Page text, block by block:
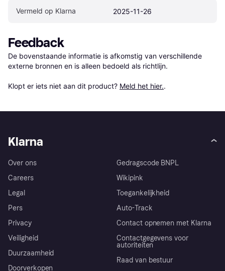
Vermeld op Klarna 2025-11-26
Feedback
De bovenstaande informatie is afkomstig van verschillende
externe bronnen en is alleen bedoeld als richtlijn.
Klopt er iets niet aan dit product? Meld het hier..
Klarna
Over ons
Careers
Legal
Pers
Privacy
Veiligheid
Duurzaamheid
Doorverkopen
Gedragscode BNPL
Wikipink
Toegankelijkheid
Auto-Track
Contact opnemen met Klarna
Contactgegevens voor
autoriteiten
Raad van bestuur